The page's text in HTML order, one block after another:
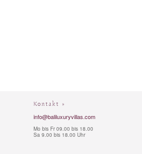
Kontakt »
info@baliluxuryvillas.com
Mo bis Fr 09.00 bis 18.00
Sa 9.00 bis 18.00 Uhr